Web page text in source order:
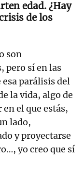
edad. ¿Hay
de los
son
pero sí en las
parálisis del
la vida, algo de
el que estás,
lado,
y proyectarse
yo creo que sí